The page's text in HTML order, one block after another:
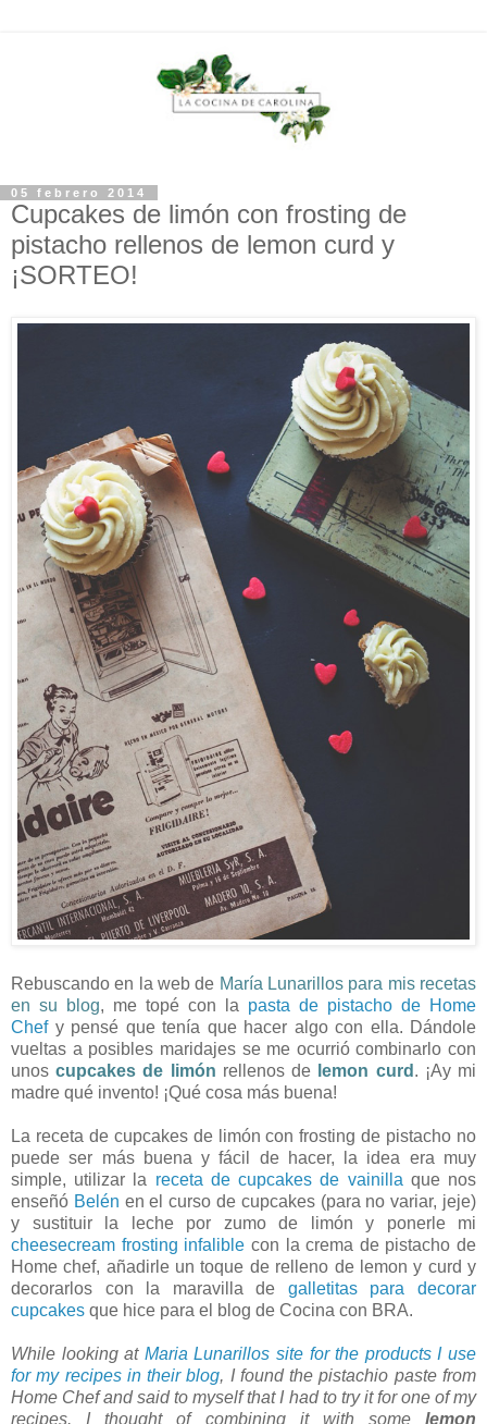
05 febrero 2014
Cupcakes de limón con frosting de
pistacho rellenos de lemon curd y
¡SORTEO!
Rebuscando en la web de María Lunarillos para mis recetas
en su blog, me topé con la pasta de pistacho de Home
Chefy pensé que tenía que hacer algo con ella. Dándole
vueltas a posibles maridajes se me ocurrió combinarlo con
unoscupcakes de limón rellenos de lemon curd . ¡Ay mi
madre qué invento! ¡Qué cosa más buena!
La receta de cupcakes de limón con frosting de pistacho no
puede ser más buena y fácil de hacer, la idea era muy
simple, utilizar la receta de cupcakes de vainilla que nos
enseñó Belén en el curso de cupcakes (para no variar, jeje)
y sustituir la leche por zumo de limón y ponerle mi
cheesecream frosting infalible con la crema de pistacho de
Home chef, añadirle un toque de relleno de lemon y curd y
decorarlos con la maravilla de galletitas para decorar
cupcakes que hice para el blog de Cocina con BRA.
While looking at Maria Lunarillos site for the products I use
for my recipes in their blog, I found the pistachio paste from
Home Chef and said to myself that I had to try it for one of my
recipes. I thought of combining it with some lemon